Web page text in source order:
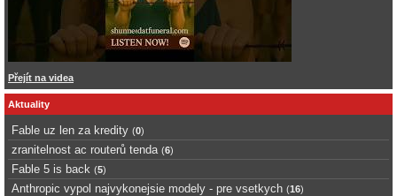
Přejít na videa
Aktuality
Fable uz len za kredity (0)
zranitelnost ac routerů tenda (6)
Fable 5 is back (5)
Anthropic vypol najvykonejsie modely - pre vsetkych (16)